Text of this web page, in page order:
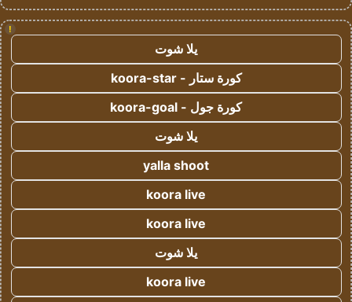
!
يلا شوت
كورة ستار - koora-star
كورة جول - koora-goal
يلا شوت
yalla shoot
koora live
koora live
يلا شوت
koora live